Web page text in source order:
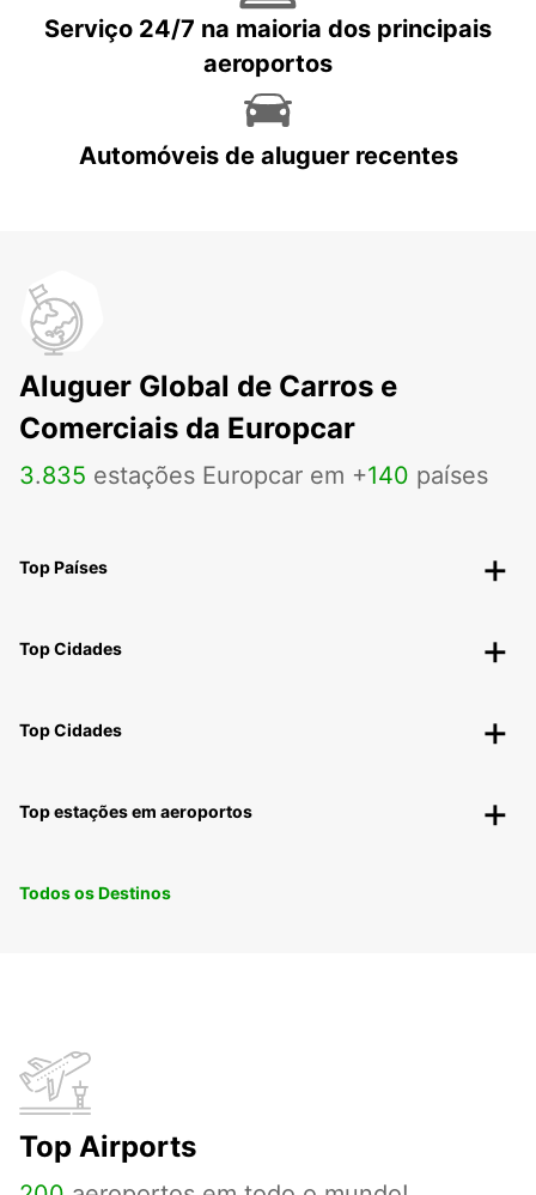
Serviço 24/7 na maioria dos principais
aeroportos
Automóveis de aluguer recentes
Aluguer Global de Carros e
Comerciais da Europcar
3.835 estações Europcar em +140 países
Top Países
Top Cidades
Top Cidades
Top estações em aeroportos
Todos os Destinos
Top Airports